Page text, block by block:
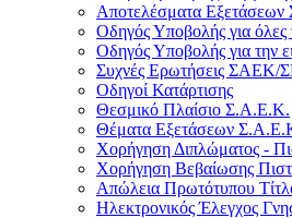
Αποτελέσματα
Οδηγός Υποβολής για
Οδηγός Υποβολής για την
Συχνές Ερωτήσεις ΣΑΕΚ/
Οδηγοί Κατάρτισης
Θεσμικό Πλαίσιο Σ.Α.Ε.Κ.
Θέματα Εξετάσεων
Χορήγηση Διπλώματος -
Χορήγηση Βεβαίωσης
Απώλεια Πρωτότυπου
Ηλεκτρονικός Έλεγχος